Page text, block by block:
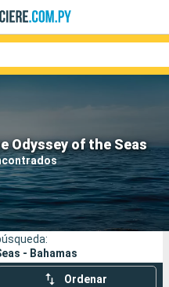
Odyssey of the Seas
Compañías
Buscar
- Bahamas
Ordenar